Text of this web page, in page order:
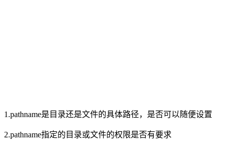
1.pathname是目录还是文件的具体路径，是否可以随便设置
2.pathname指定的目录或文件的权限是否有要求